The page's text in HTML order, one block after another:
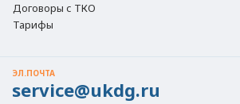
Договоры с ТКО
Тарифы
ЭЛ.ПОЧТА
service@ukdg.ru